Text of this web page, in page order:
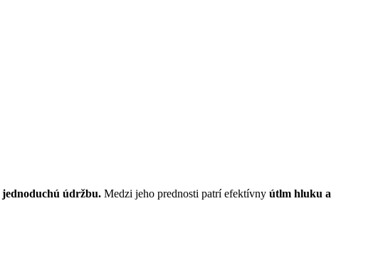
jednoduchú údržbu. Medzi jeho prednosti patrí efektívny útlm hluku a